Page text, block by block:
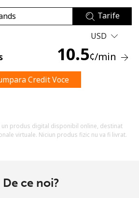
Tarife
USD
10.5¢/min
Credit Voce
produs digital disponibil online, destinat
virtuale. Niciun produs fizic nu va fi livrat.
De ce noi?